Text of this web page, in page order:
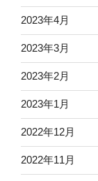
2023年4月
2023年3月
2023年2月
2023年1月
2022年12月
2022年11月